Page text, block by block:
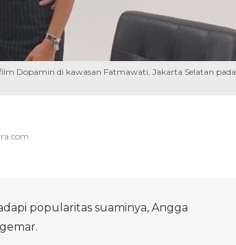
Dopamin di kawasan Fatmawati, Jakarta Selatan pada
popularitas suaminya, Angga